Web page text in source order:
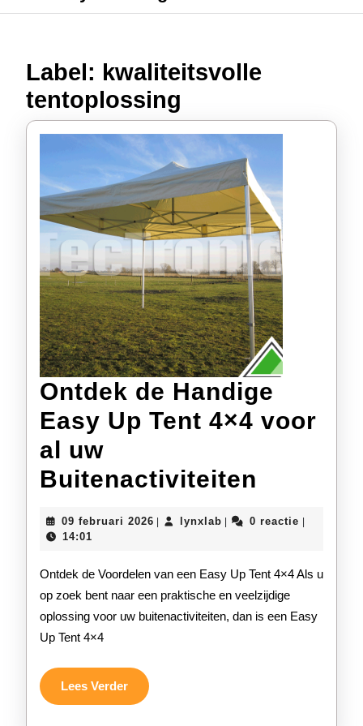
Label: kwaliteitsvolle
tentoplossing
Ontdek de Handige
Easy Up Tent 4×4 voor
al uw
Buitenactiviteiten
Handige
Easy
Up
Tent
09 februari 2026 09
lynxlablynxlab0 reactie
14:01
Ontdek de Voordelen van een Easy Up Tent 4×4 Als u
op zoek bent naar een praktische en veelzijdige
oplossing voor uw buitenactiviteiten, dan is een Easy
Up Tent 4×4
Lees VerderLees
Verder